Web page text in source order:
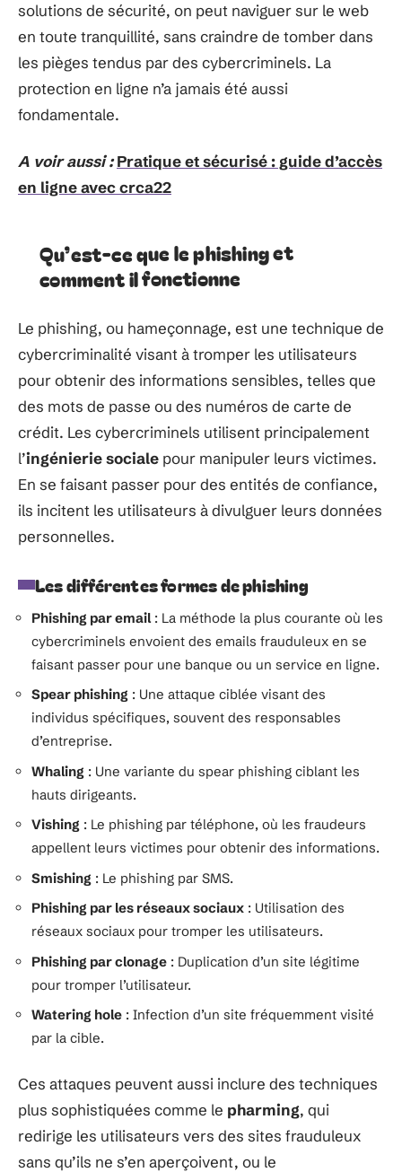
solutions de sécurité, on peut naviguer sur le web
en toute tranquillité, sans craindre de tomber dans
les pièges tendus par des cybercriminels. La
protection en ligne n’a jamais été aussi
fondamentale.
A voir aussi : Pratique et sécurisé : guide d’accès
en ligne avec crca22
Qu’est-ce que le phishing et
comment il fonctionne
Le phishing, ou hameçonnage, est une technique de
cybercriminalité visant à tromper les utilisateurs
pour obtenir des informations sensibles, telles que
des mots de passe ou des numéros de carte de
crédit. Les cybercriminels utilisent principalement
l’ingénierie sociale pour manipuler leurs victimes.
En se faisant passer pour des entités de confiance,
ils incitent les utilisateurs à divulguer leurs données
personnelles.
Les différentes formes de phishing
Phishing par email : La méthode la plus courante où les
cybercriminels envoient des emails frauduleux en se
faisant passer pour une banque ou un service en ligne.
Spear phishing : Une attaque ciblée visant des
individus spécifiques, souvent des responsables
d’entreprise.
Whaling : Une variante du spear phishing ciblant les
hauts dirigeants.
Vishing : Le phishing par téléphone, où les fraudeurs
appellent leurs victimes pour obtenir des informations.
Smishing : Le phishing par SMS.
Phishing par les réseaux sociaux : Utilisation des
réseaux sociaux pour tromper les utilisateurs.
Phishing par clonage : Duplication d’un site légitime
pour tromper l’utilisateur.
Watering hole : Infection d’un site fréquemment visité
par la cible.
Ces attaques peuvent aussi inclure des techniques
plus sophistiquées comme le pharming, qui
redirige les utilisateurs vers des sites frauduleux
sans qu’ils ne s’en aperçoivent, ou le